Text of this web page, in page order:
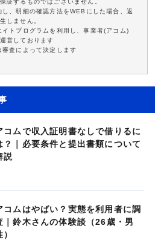
証するものではございません。
、明細の確認方法をWEBにした場合、返
しません。
トプログラムを利用し、事業者(アコム)
営しております
査によって決定します
コムで収入証明書なしで借りるに
？｜必要条件と提出書類について
説
コムはやばい？実態を利用者に調
｜鈴木さんの体験談（26歳・男